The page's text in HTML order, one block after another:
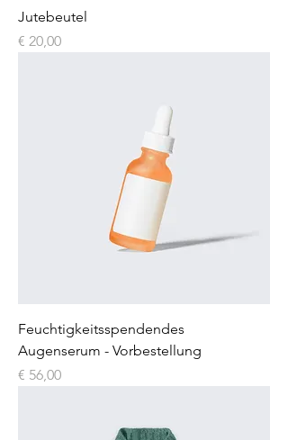
Jutebeutel
Preis
€ 20,00
Feuchtigkeitsspendendes
Augenserum - Vorbestellung
Preis
€ 56,00